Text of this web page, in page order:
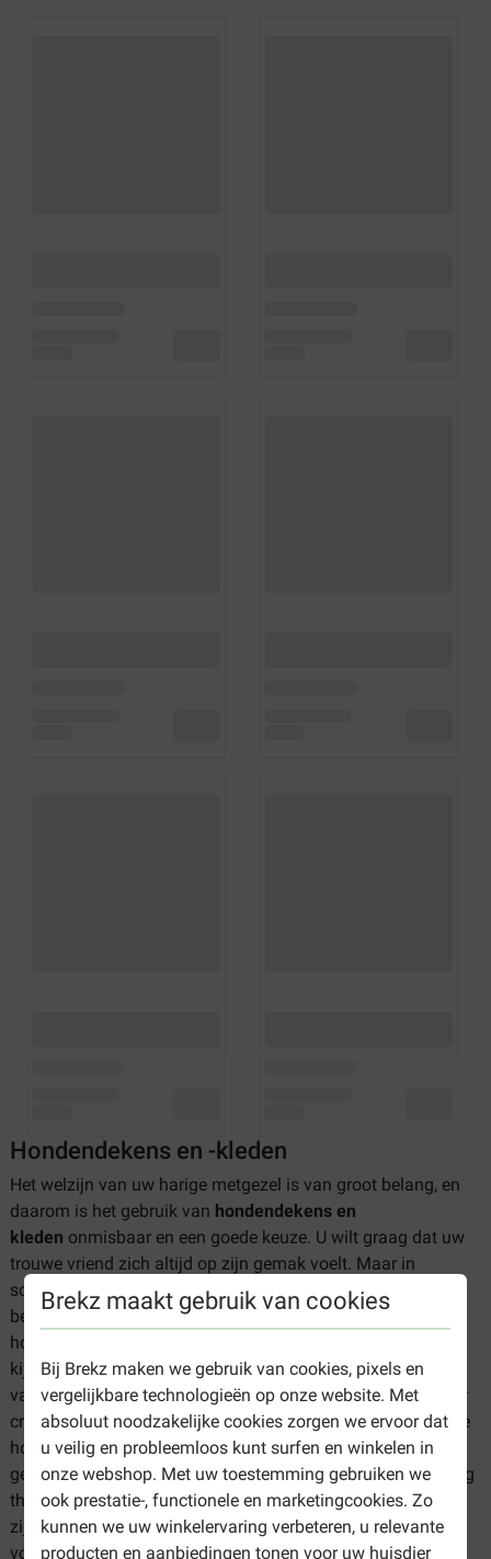
Brekz maakt gebruik van cookies
Bij Brekz maken we gebruik van cookies, pixels en
vergelijkbare technologieën op onze website. Met
absoluut noodzakelijke cookies zorgen we ervoor dat
u veilig en probleemloos kunt surfen en winkelen in
onze webshop. Met uw toestemming gebruiken we
ook prestatie-, functionele en marketingcookies. Zo
kunnen we uw winkelervaring verbeteren, u relevante
producten en aanbiedingen tonen voor uw huisdier
Hondendekens en -kleden
Het welzijn van uw harige metgezel is van groot belang, en
daarom is het gebruik van hondendekens en
kleden onmisbaar en een goede keuze. U wilt graag dat uw
trouwe vriend zich altijd op zijn gemak voelt. Maar in
sommige gevallen is het ook nodig uw bank of stoel te
beschermen tegen de modderige pootafdrukken van uw
hond. Hier komt het nut van hondendekens om de hoek
kijken. Leg simpelweg een deken over de favoriete zitplaats
van uw hond. Zo beschermt u niet alleen uw meubels, maar
creëert u ook een eigen plekje voor uw huisdier. Ook als u de
hondenmand schoon wilt houden, kunt u kiezen voor het
gebruik van dekentjes. Hondendekens zijn niet alleen handig
thuis, maar ook tijdens bijvoorbeeld autoreizen. Ze
zijn gemakkelijk mee te nemen, waardoor ze perfect zijn
voor uitstapjes en vakanties.